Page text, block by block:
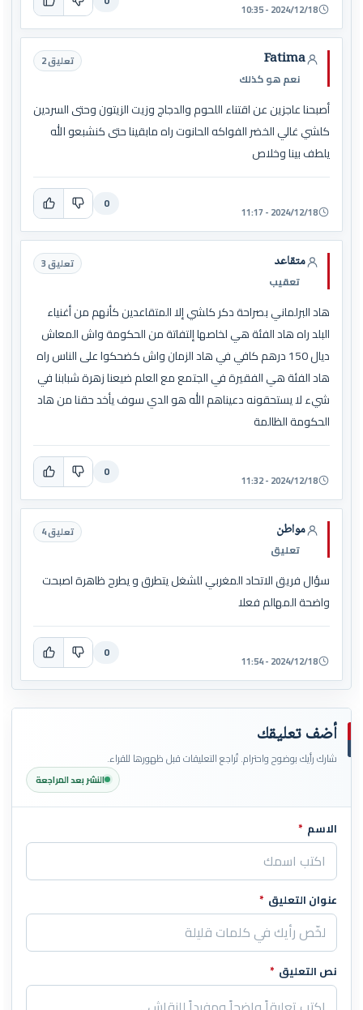
2024/12/18 - 10:35
Fatima
نعم هو كذلك
تعليق 2
أصبحنا عاجزين عن اقتناء اللحوم والدجاج وزيت الزيتون وحتى السردين
كلشي غالي الخضر الفواكه الحانوت راه مابقينا حتى كنشبعو الله
يلطف بينا وخلاص
2024/12/18 - 11:17
0
متقاعد
تعقيب
تعليق 3
هاد البرلماني بصراحة دكر كلشي إلا المتقاعدين كأنهم من أغنياء
البلد راه هاد الفئة هي لخاصها إلتفاتة من الحكومة واش المعاش
ديال 150 درهم كافي في هاد الزمان واش كضحكوا على الناس راه
هاد الفئة هي الفقيرة في الجتمع مع العلم ضيعنا زهرة شبابنا في
شيء لا يستحقونه دعيناهم الله هو الدي سوف يأخد حقنا من هاد
الحكومة الظالمة
2024/12/18 - 11:32
0
مواطن
تعليق
تعليق 4
سؤال فريق الاتحاد المغربي للشغل يتطرق و يطرح ظاهرة اصبحت
واضحة المهالم فعلا
2024/12/18 - 11:54
0
أضف تعليقك
شارك رأيك بوضوح واحترام. تُراجع التعليقات قبل ظهورها للقراء.
النشر بعد المراجعة
اترك هذا الحقل فارغاً
الاسم *
عنوان التعليق *
نص التعليق *